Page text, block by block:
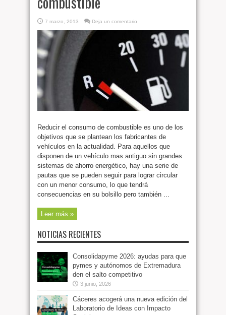
7 marzo, 2013 Deja un comentario
Reducir el consumo de combustible es uno de los
objetivos que se plantean los fabricantes de
vehículos en la actualidad. Para aquellos que
disponen de un vehículo mas antiguo sin grandes
sistemas de ahorro energético, hay una serie de
pautas que se pueden seguir para lograr circular
con un menor consumo, lo que tendrá
consecuencias en su bolsillo pero también ...
Leer más »
NOTICIAS RECIENTES
Consolidapyme 2026: ayudas para que
pymes y autónomos de Extremadura
den el salto competitivo
3 junio, 2026
Cáceres acogerá una nueva edición del
Laboratorio de Ideas con Impacto